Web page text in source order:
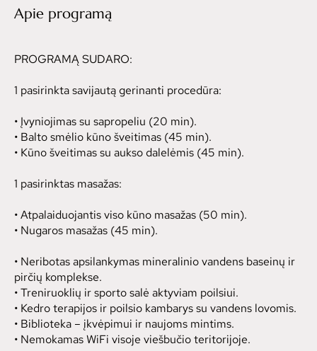
Apie programą
PROGRAMĄ SUDARO:
1 pasirinkta savijautą gerinanti procedūra:
• Įvyniojimas su sapropeliu (20 min).
• Balto smėlio kūno šveitimas (45 min).
• Kūno šveitimas su aukso dalelėmis (45 min).
1 pasirinktas masažas:
• Atpalaiduojantis viso kūno masažas (50 min).
• Nugaros masažas (45 min).
• Neribotas apsilankymas mineralinio vandens baseinų ir
pirčių komplekse.
• Treniruoklių ir sporto salė aktyviam poilsiui.
• Kedro terapijos ir poilsio kambarys su vandens lovomis.
• Biblioteka – įkvėpimui ir naujoms mintims.
• Nemokamas WiFi visoje viešbučio teritorijoje.